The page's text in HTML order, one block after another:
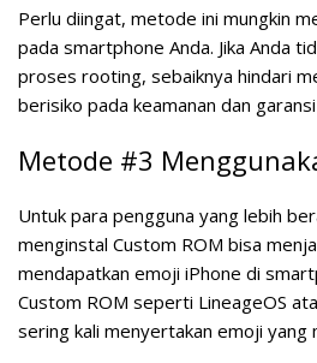
Perlu diingat, metode ini mungkin
pada smartphone Anda. Jika Anda
proses rooting, sebaiknya hindari
berisiko pada keamanan dan
Metode #3
Untuk para pengguna yang lebih
menginstal Custom ROM bisa
mendapatkan emoji iPhone di
Custom ROM seperti LineageOS
sering kali menyertakan emoji yang